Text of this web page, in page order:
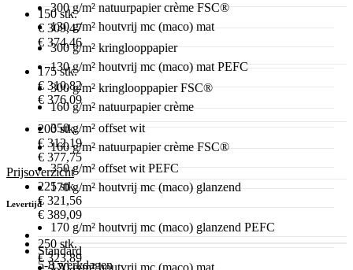
300 g/m² natuurpapier crème FSC®
300 g/m² kringlooppapier
300 g/m² kringlooppapier FSC®
350 g/m² offset wit
350 g/m² offset wit PEFC
130 g/m² houtvrij mc (maco) mat
130 g/m² houtvrij mc (maco) mat PEFC
160 g/m² natuurpapier crème
160 g/m² natuurpapier crème FSC®
170 g/m² houtvrij mc (maco) glanzend
170 g/m² houtvrij mc (maco) glanzend PEFC
170 g/m² houtvrij mc (maco) mat
150 stk.
€ 309,47
€ 374,46
175 stk.
€ 310,82
€ 376,09
200 stk.
€ 312,19
€ 377,75
225 stk.
€ 321,56
€ 389,09
250 stk.
€ 323,89
Prijsoverzicht
Levertijd
Standard
5-8 werkdagen